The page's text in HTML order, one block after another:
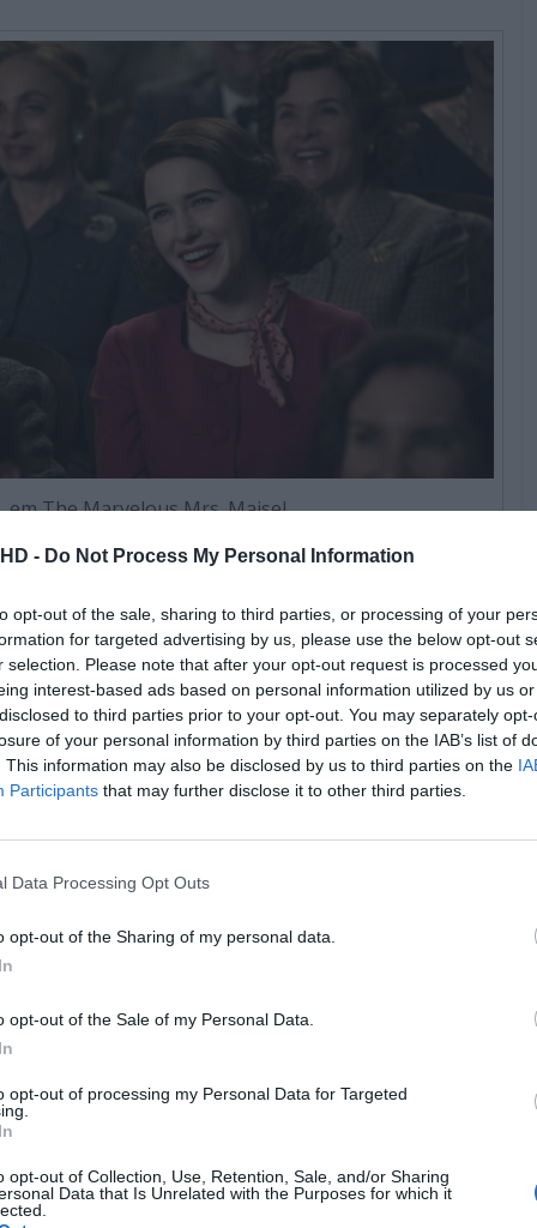
- Do Not Process My Personal Information
opt-out of the sale, sharing to third parties, or processing of your
for targeted advertising by us, please use the below opt-out
selection. Please note that after your opt-out request is processed
interest-based ads based on personal information utilized by us
to third parties prior to your opt-out. You may separately
of your personal information by third parties on the IAB’s list of
This information may also be disclosed by us to third parties on the
Participants that may further disclose it to other third parties.
Data Processing Opt Outs
opt-out of the Sharing of my personal data.
opt-out of the Sale of my Personal Data.
opt-out of processing my Personal Data for Targeted
opt-out of Collection, Use, Retention, Sale, and/or Sharing
Data that Is Unrelated with the Purposes for which it
em The Marvelous Mrs. Maisel
consegue fazer o público rir num estalar de dedos,
rápidos, cheios de sarcasmo e comentários
os seus ideais e o visual de alta classe. É impossível
momento de stand-up. Brosnahan é tão convincente
É difícil esquecer a sua apresentação, que encerra a
que se trata de uma atriz a representar e não de
momento no qual Abe descobre a nova carreira de
os nervos fluírem através das suas palavras,
espontâneo. A naturalidade das suas falas, as
situações momentâneas e os risos que deixa escapar
levam-nos a acreditar que estamos a ver um